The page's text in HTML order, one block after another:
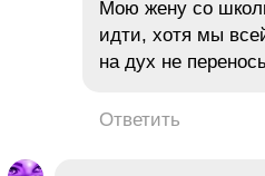
Мою жену со
идти, хотя мы
на дух не
Ответить